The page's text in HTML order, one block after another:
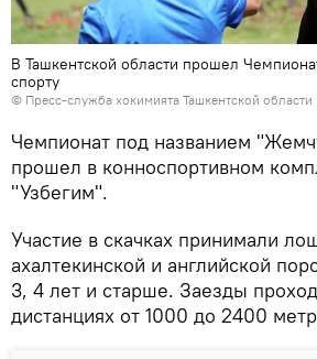
В Ташкентской области прошел
спорту
© Пресс-служба хокимията Ташкентской области
Чемпионат под названием
прошел в конноспортивном
"Узбегим".
Участие в скачках принимали
ахалтекинской и английской
3, 4 лет и старше. Заезды
дистанциях от 1000 до 2400